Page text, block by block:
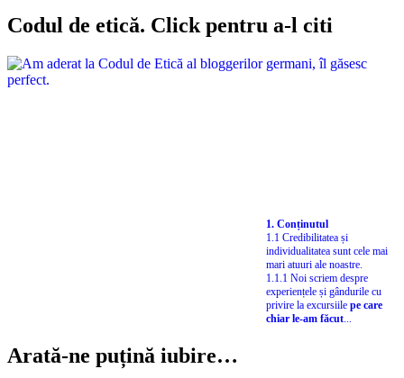
Codul de etică. Click pentru a-l citi
1. Conținutul
1.1 Credibilitatea și
individualitatea sunt cele mai
mari atuuri ale noastre.
1.1.1 Noi scriem despre
experiențele și gândurile cu
privire la excursiile pe care
chiar le-am făcut...
Arată-ne puțină iubire…